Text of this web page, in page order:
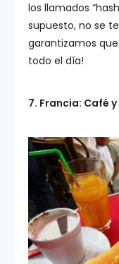
los llamados
supuesto, no se
garantizamos
todo el día!
7. Francia: Café